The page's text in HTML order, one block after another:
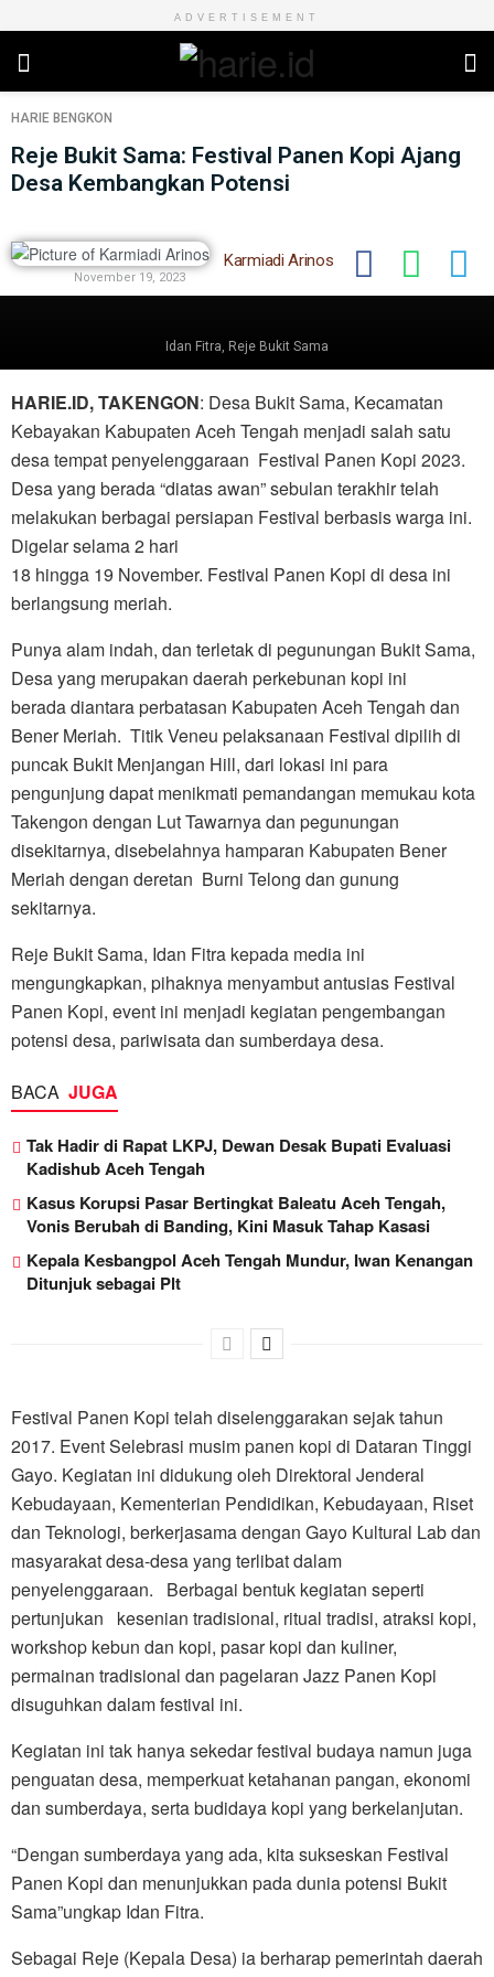
ADVERTISEMENT
HARIE BENGKON
Reje Bukit Sama: Festival Panen Kopi Ajang
Desa Kembangkan Potensi
Karmiadi Arinos
November 19, 2023
Idan Fitra, Reje Bukit Sama
HARIE.ID, TAKENGON: Desa Bukit Sama, Kecamatan
Kebayakan Kabupaten Aceh Tengah menjadi salah satu
desa tempat penyelenggaraan Festival Panen Kopi 2023.
Desa yang berada “diatas awan” sebulan terakhir telah
melakukan berbagai persiapan Festival berbasis warga ini.
Digelar selama 2 hari
18 hingga 19 November. Festival Panen Kopi di desa ini
berlangsung meriah.
Punya alam indah, dan terletak di pegunungan Bukit Sama,
Desa yang merupakan daerah perkebunan kopi ini
berada diantara perbatasan Kabupaten Aceh Tengah dan
Bener Meriah. Titik Veneu pelaksanaan Festival dipilih di
puncak Bukit Menjangan Hill, dari lokasi ini para
pengunjung dapat menikmati pemandangan memukau kota
Takengon dengan Lut Tawarnya dan pegunungan
disekitarnya, disebelahnya hamparan Kabupaten Bener
Meriah dengan deretan Burni Telong dan gunung
sekitarnya.
Reje Bukit Sama, Idan Fitra kepada media ini
mengungkapkan, pihaknya menyambut antusias Festival
Panen Kopi, event ini menjadi kegiatan pengembangan
potensi desa, pariwisata dan sumberdaya desa.
BACA JUGA
Tak Hadir di Rapat LKPJ, Dewan Desak Bupati Evaluasi
Kadishub Aceh Tengah
Kasus Korupsi Pasar Bertingkat Baleatu Aceh Tengah,
Vonis Berubah di Banding, Kini Masuk Tahap Kasasi
Kepala Kesbangpol Aceh Tengah Mundur, Iwan Kenangan
Ditunjuk sebagai Plt
Festival Panen Kopi telah diselenggarakan sejak tahun
2017. Event Selebrasi musim panen kopi di Dataran Tinggi
Gayo. Kegiatan ini didukung oleh Direktoral Jenderal
Kebudayaan, Kementerian Pendidikan, Kebudayaan, Riset
dan Teknologi, berkerjasama dengan Gayo Kultural Lab dan
masyarakat desa-desa yang terlibat dalam
penyelenggaraan. Berbagai bentuk kegiatan seperti
pertunjukan kesenian tradisional, ritual tradisi, atraksi kopi,
workshop kebun dan kopi, pasar kopi dan kuliner,
permainan tradisional dan pagelaran Jazz Panen Kopi
disuguhkan dalam festival ini.
Kegiatan ini tak hanya sekedar festival budaya namun juga
penguatan desa, memperkuat ketahanan pangan, ekonomi
dan sumberdaya, serta budidaya kopi yang berkelanjutan.
“Dengan sumberdaya yang ada, kita sukseskan Festival
Panen Kopi dan menunjukkan pada dunia potensi Bukit
Sama”ungkap Idan Fitra.
Sebagai Reje (Kepala Desa) ia berharap pemerintah daerah